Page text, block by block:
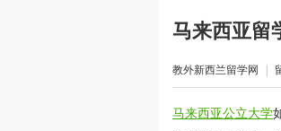
马来西亚留
教外新西兰留学网
马来西亚公立大学